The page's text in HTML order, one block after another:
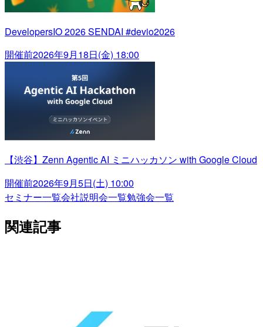
DevelopersIO 2026 SENDAI #devio2026
開催前2026年9月18日(金) 18:00
【渋谷】Zenn Agentic AI ミニハッカソン with Google Cloud
開催前2026年9月5日(土) 10:00
セミナー一覧会社説明会一覧勉強会一覧
関連記事